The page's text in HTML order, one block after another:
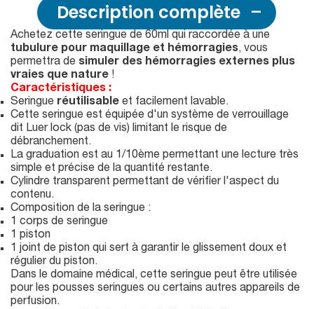
Description complète
Achetez cette seringue de 60ml qui raccordée à une
tubulure pour maquillage et hémorragies, vous
permettra de simuler des hémorragies externes plus
vraies que nature !
Caractéristiques :
Seringue réutilisable et facilement lavable.
Cette seringue est équipée d'un système de verrouillage
dit Luer lock (pas de vis) limitant le risque de
débranchement.
La graduation est au 1/10ème permettant une lecture très
simple et précise de la quantité restante.
Cylindre transparent permettant de vérifier l'aspect du
contenu.
Composition de la seringue :
1 corps de seringue
1 piston
1 joint de piston qui sert à garantir le glissement doux et
régulier du piston.
Dans le domaine médical, cette seringue peut être utilisée
pour les pousses seringues ou certains autres appareils de
perfusion.